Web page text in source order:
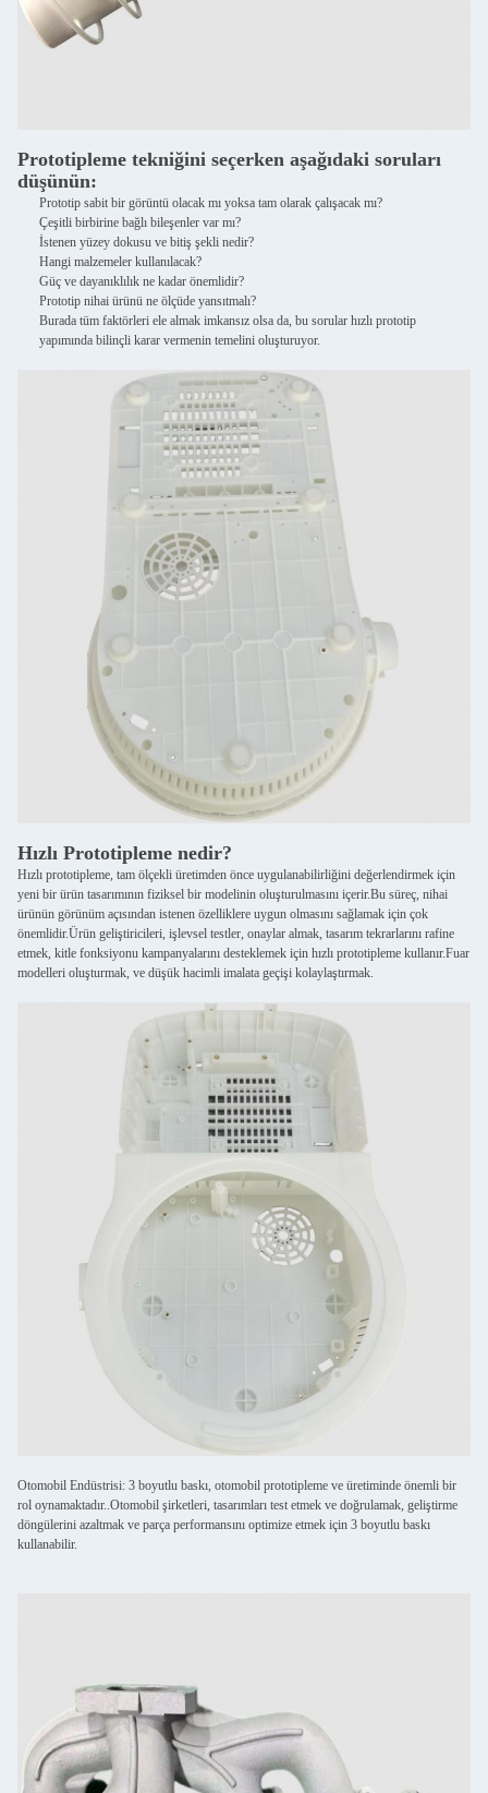
Prototipleme tekniğini seçerken aşağıdaki soruları
düşünün:
Prototip sabit bir görüntü olacak mı yoksa tam olarak çalışacak mı?
Çeşitli birbirine bağlı bileşenler var mı?
İstenen yüzey dokusu ve bitiş şekli nedir?
Hangi malzemeler kullanılacak?
Güç ve dayanıklılık ne kadar önemlidir?
Prototip nihai ürünü ne ölçüde yansıtmalı?
Burada tüm faktörleri ele almak imkansız olsa da, bu sorular hızlı prototip
yapımında bilinçli karar vermenin temelini oluşturuyor.
Hızlı Prototipleme nedir?
Hızlı prototipleme, tam ölçekli üretimden önce uygulanabilirliğini değerlendirmek için
yeni bir ürün tasarımının fiziksel bir modelinin oluşturulmasını içerir.Bu süreç, nihai
ürünün görünüm açısından istenen özelliklere uygun olmasını sağlamak için çok
önemlidir.Ürün geliştiricileri, işlevsel testler, onaylar almak, tasarım tekrarlarını rafine
etmek, kitle fonksiyonu kampanyalarını desteklemek için hızlı prototipleme kullanır.Fuar
modelleri oluşturmak, ve düşük hacimli imalata geçişi kolaylaştırmak.
Otomobil Endüstrisi: 3 boyutlu baskı, otomobil prototipleme ve üretiminde önemli bir
rol oynamaktadır..Otomobil şirketleri, tasarımları test etmek ve doğrulamak, geliştirme
döngülerini azaltmak ve parça performansını optimize etmek için 3 boyutlu baskı
kullanabilir.